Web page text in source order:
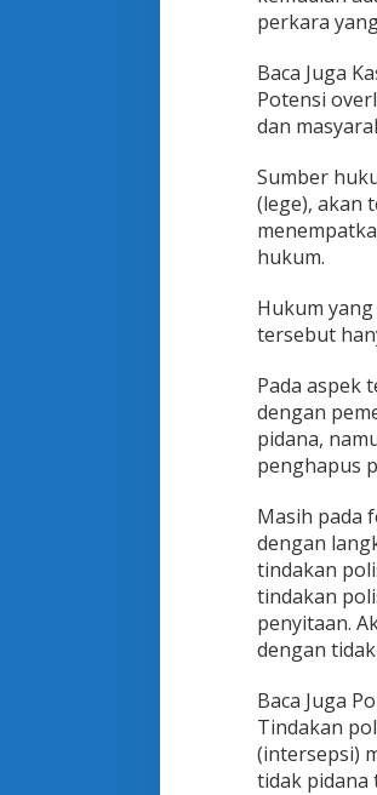
perkara
Baca Juga
Potensi
dan
Sumber
(lege), akan
hukum.
Hukum
tersebut
Pada aspek
dengan
pidana,
penghapus
Masih pada
dengan
tindakan
tindakan
penyitaan.
dengan
Baca Juga
Tindakan
(intersepsi)
tidak pidana